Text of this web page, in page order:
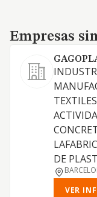
Empresas similares
Empresas
DE
VER